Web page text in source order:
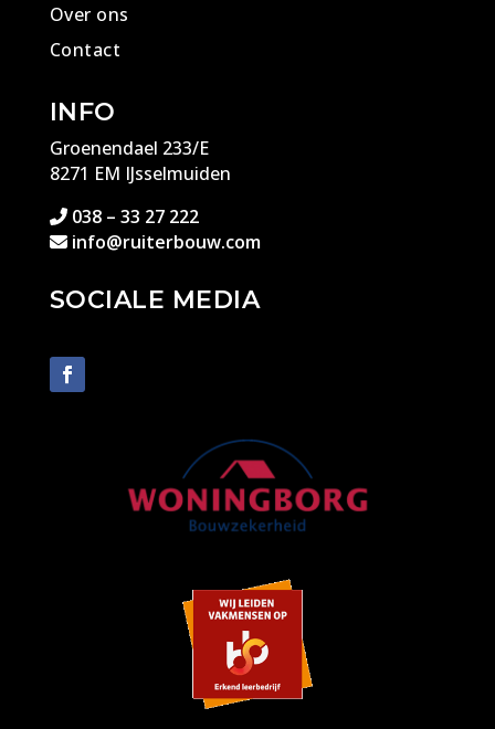
Over ons
Contact
INFO
Groenendael 233/E
8271 EM IJsselmuiden
038 – 33 27 222
info@ruiterbouw.com
SOCIALE MEDIA